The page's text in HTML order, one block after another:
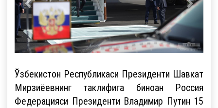
Ўзбекистон Республикаси Президенти Шавкат
Мирзиёевнинг таклифига биноан Россия
Федерацияси Президенти Владимир Путин 15